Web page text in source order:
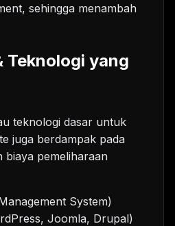
sehingga menambah
Teknologi yang
teknologi dasar untuk
juga berdampak pada
biaya pemeliharaan
System)
Joomla, Drupal)